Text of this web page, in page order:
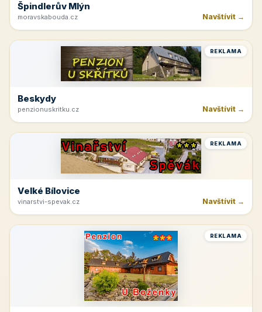
Špindlerův Mlýn
moravskabouda.cz Navštívit →
REKLAMA
Beskydy
penzionuskritku.cz Navštívit →
REKLAMA
Velké Bílovice
vinarstvi-spevak.cz Navštívit →
REKLAMA